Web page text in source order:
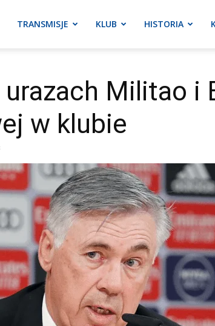
TRANSMISJE KLUB HISTORIA
Militao i
w klubie